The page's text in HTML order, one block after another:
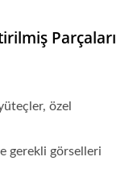
Parçaları
özel
gerekli görselleri